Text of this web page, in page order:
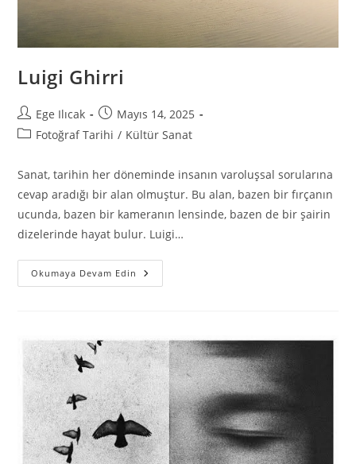
Luigi Ghirri
Ege Ilıcak
Mayıs 14, 2025
Fotoğraf Tarihi / Kültür Sanat
Sanat, tarihin her döneminde insanın varoluşsal sorularına
cevap aradığı bir alan olmuştur. Bu alan, bazen bir fırçanın
ucunda, bazen bir kameranın lensinde, bazen de bir şairin
dizelerinde hayat bulur. Luigi…
Okumaya Devam Edin